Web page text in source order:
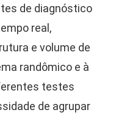
de diagnóstico
real,
e volume de
randômico e à
testes
de agrupar